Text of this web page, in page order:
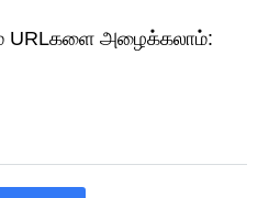
URLகளை அழைக்கலாம்: